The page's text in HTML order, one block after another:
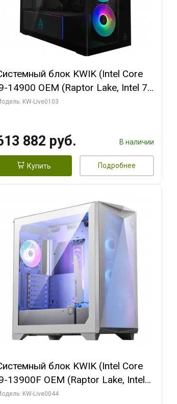
блок KWIK (Intel Core
14900 OEM (Raptor Lake, Intel 7,
16EC/8PC// 64 ГБ ОЗУ (2
960 ГБ SSD)
KW-Live0103
882 руб. В наличии
Купить Подробнее
блок KWIK (Intel Core
13900F OEM (Raptor Lake, Intel
Efficient-co/ 32 ГБ ОЗУ (2
KW-Live0044